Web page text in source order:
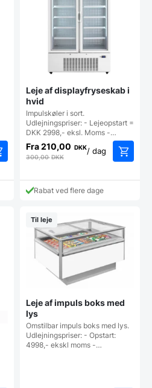
Leje af displayfryseskab i
hvid
Impulskøler i sort.
Udlejningspriser: - Lejeopstart =
DKK 2998,- eksl. Moms -…
Fra210,00 DKK
300,00DKK
/ dag
Rabat ved flere dage
Til leje
Leje af impuls boks med
lys
Omstilbar impuls boks med lys.
Udlejningspriser: - Opstart:
4998,- ekskl moms -…